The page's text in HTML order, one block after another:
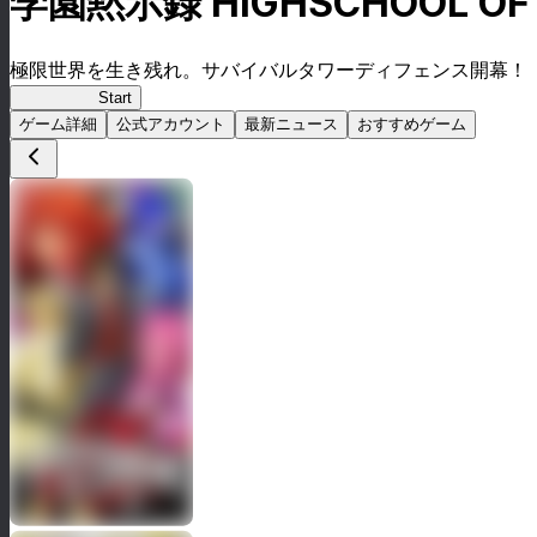
極限世界を生き残れ。サバイバルタワーディフェンス開幕！
Start
ゲーム詳細
公式アカウント 最新ニュース おすすめゲーム